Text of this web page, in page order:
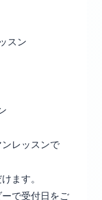
スン
レッスンで
ます。
で受付日をご